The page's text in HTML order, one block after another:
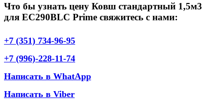
Что бы узнать цену Ковш стандартный 1,5м3
для EC290BLC Prime свяжитесь с нами:
+7 (351) 734-96-95
+7 (996)-228-11-74
Написать в WhatApp
Написать в Viber